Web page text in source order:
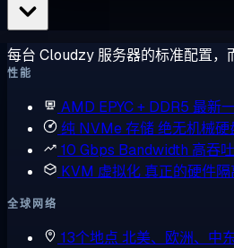
每台 Cloudzy 服务器的标准配置，
性能
AMD EPYC + DDR5 最新
纯 NVMe 存储绝无机械硬
10 Gbps Bandwidth 高吞
KVM 虚拟化 真正的硬件隔
全球网络
13个地点 北美、欧洲、中